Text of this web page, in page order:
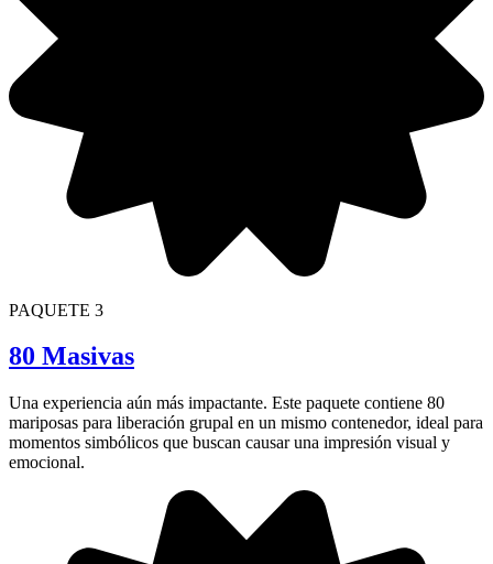
PAQUETE 3
80 Masivas
Una experiencia aún más impactante. Este paquete contiene 80
mariposas para liberación grupal en un mismo contenedor, ideal para
momentos simbólicos que buscan causar una impresión visual y
emocional.